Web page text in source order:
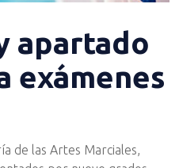
apartado
exámenes
de las Artes Marciales,